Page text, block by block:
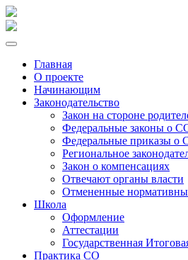
Главная
О проекте
Начинающим
Законодательство
Закон на стороне
Федеральные законы о
Федеральные приказы о
Региональное
Закон о компенсациях
Отвечают органы власти
Отмененные
Школа
Оформление
Аттестации
Государственная
Практика СО